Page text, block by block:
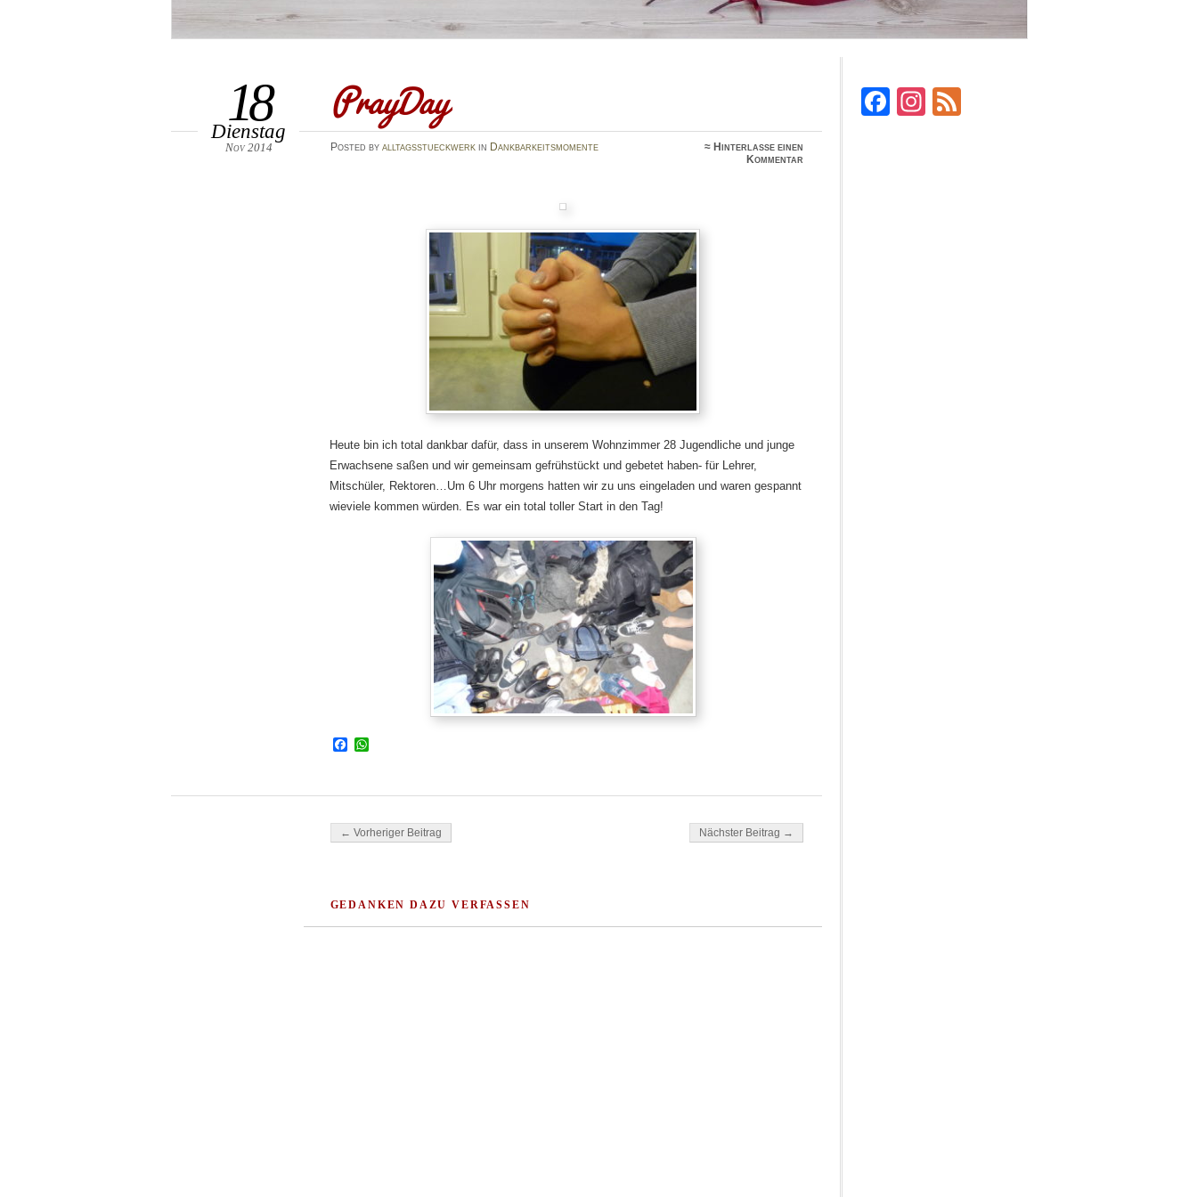
PrayDay
18
Dienstag
Nov 2014 Posted by alltagsstueckwerkin Dankbarkeitsmomente ≈ Hinterlasse einen
Kommentar
Heute bin ich total dankbar dafür, dass in unserem Wohnzimmer 28 Jugendliche und junge
Erwachsene saßen und wir gemeinsam gefrühstückt und gebetet haben- für Lehrer,
Mitschüler, Rektoren…Um 6 Uhr morgens hatten wir zu uns eingeladen und waren gespannt
wieviele kommen würden. Es war ein total toller Start in den Tag!
Facebook
Beitragsnavigation
← Vorheriger Beitrag Nächster Beitrag →
GEDANKEN DAZU VERFASSEN
Facebook
Instagram